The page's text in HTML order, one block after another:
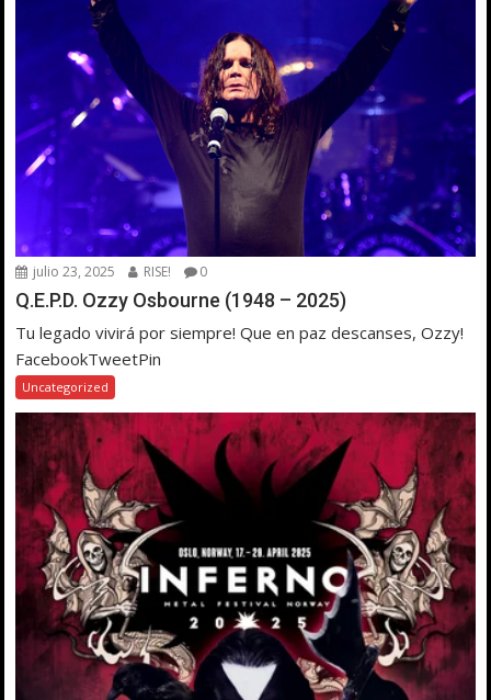
julio 23, 2025 RISE! 0
Q.E.P.D. Ozzy Osbourne (1948 – 2025)
Tu legado vivirá por siempre! Que en paz descanses, Ozzy!
FacebookTweetPin
Uncategorized